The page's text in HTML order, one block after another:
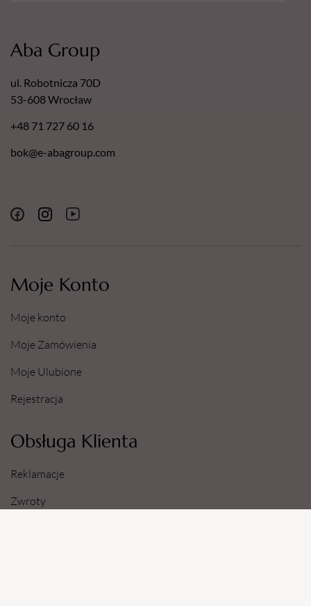
Moje Konto
Moje konto
Moje Zamówienia
Moje Ulubione
Rejestracja
Obsługa Klienta
Reklamacje
Zwroty
Aba Group
ul. Robotnicza 70D
53-608 Wrocław
+48 71 727 60 16
bok@e-abagroup.com